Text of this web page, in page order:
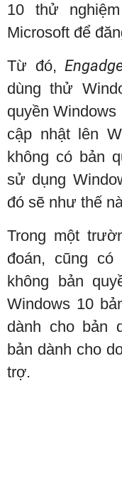
10 thử
Microsoft để
Từ đó,
dùng thử
quyền
cập nhật lên
không có bản
sử dụng
đó sẽ như thế
Trong một
đoán, cũng
không bản
Windows 10
dành cho bản
bản dành cho
trợ.